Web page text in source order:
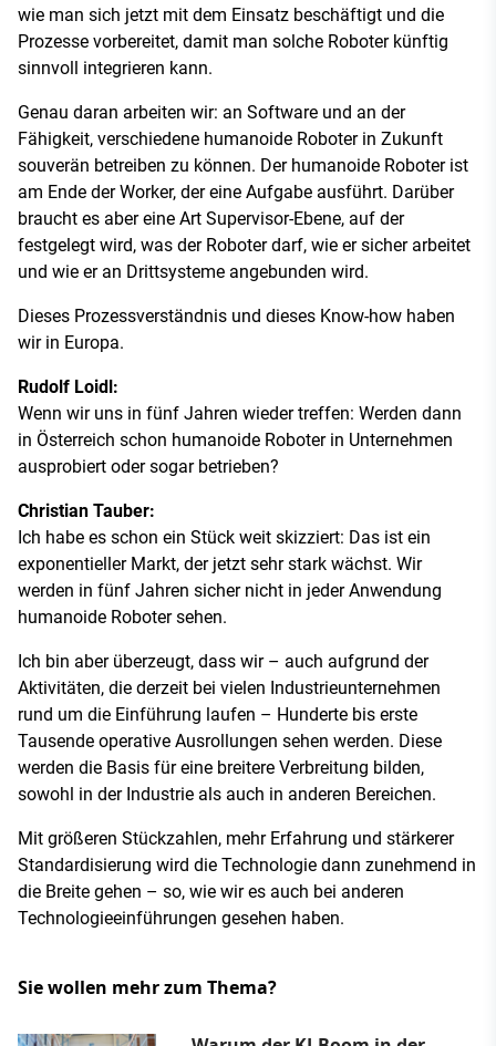
wie man sich jetzt mit dem Einsatz beschäftigt und die
Prozesse vorbereitet, damit man solche Roboter künftig
sinnvoll integrieren kann.
Genau daran arbeiten wir: an Software und an der
Fähigkeit, verschiedene humanoide Roboter in Zukunft
souverän betreiben zu können. Der humanoide Roboter ist
am Ende der Worker, der eine Aufgabe ausführt. Darüber
braucht es aber eine Art Supervisor-Ebene, auf der
festgelegt wird, was der Roboter darf, wie er sicher arbeitet
und wie er an Drittsysteme angebunden wird.
Dieses Prozessverständnis und dieses Know-how haben
wir in Europa.
Rudolf Loidl:
Wenn wir uns in fünf Jahren wieder treffen: Werden dann
in Österreich schon humanoide Roboter in Unternehmen
ausprobiert oder sogar betrieben?
Christian Tauber:
Ich habe es schon ein Stück weit skizziert: Das ist ein
exponentieller Markt, der jetzt sehr stark wächst. Wir
werden in fünf Jahren sicher nicht in jeder Anwendung
humanoide Roboter sehen.
Ich bin aber überzeugt, dass wir – auch aufgrund der
Aktivitäten, die derzeit bei vielen Industrieunternehmen
rund um die Einführung laufen – Hunderte bis erste
Tausende operative Ausrollungen sehen werden. Diese
werden die Basis für eine breitere Verbreitung bilden,
sowohl in der Industrie als auch in anderen Bereichen.
Mit größeren Stückzahlen, mehr Erfahrung und stärkerer
Standardisierung wird die Technologie dann zunehmend in
die Breite gehen – so, wie wir es auch bei anderen
Technologieeinführungen gesehen haben.
Sie wollen mehr zum Thema?